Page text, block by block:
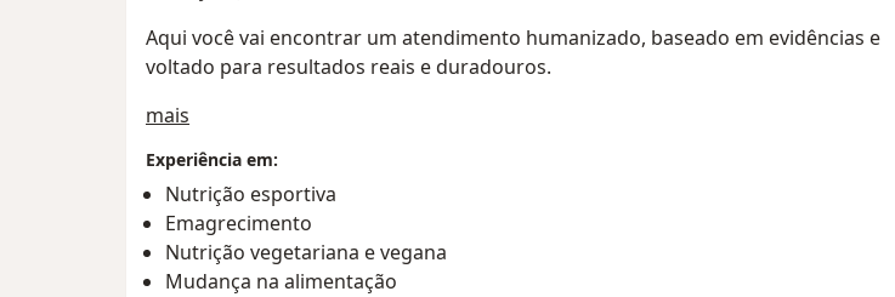
Aqui você vai encontrar um atendimento humanizado, baseado em evidências e
voltado para resultados reais e duradouros.
mais
Experiência em:
Nutrição esportiva
Emagrecimento
Nutrição vegetariana e vegana
Mudança na alimentação